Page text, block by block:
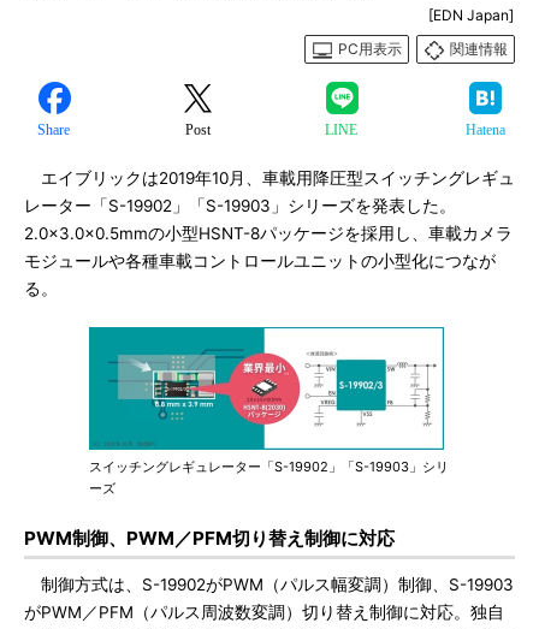
[EDN Japan]
PC用表示
関連情報
Share Post LINE Hatena
エイブリックは2019年10月、車載用降圧型スイッチングレギュ
レーター「S-19902」「S-19903」シリーズを発表した。
2.0×3.0×0.5mmの小型HSNT-8パッケージを採用し、車載カメラ
モジュールや各種車載コントロールユニットの小型化につなが
る。
スイッチングレギュレーター「S-19902」「S-19903」シリ
ーズ
PWM制御、PWM／PFM切り替え制御に対応
制御方式は、S-19902がPWM（パルス幅変調）制御、S-19903
がPWM／PFM（パルス周波数変調）切り替え制御に対応。独自